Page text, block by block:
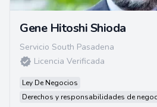
Gene Hitoshi Shioda
Servicio South Pasadena
Licencia Verificada
Ley De Negocios
Derechos y responsabilidades de